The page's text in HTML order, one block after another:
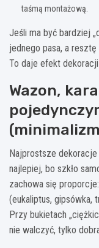
taśmą montażową.
Jeśli ma być bardziej
jednego pasa, a
To daje efekt dekoracji
Wazon,
Najprostsze
najlepiej, bo szkło
zachowa się
(eukaliptus, gipsówka,
Przy bukietach
nie walczyć, tylko